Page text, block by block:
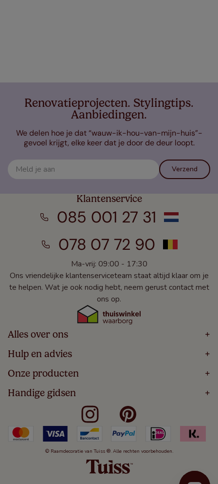
Renovatieprojecten. Stylingtips.
Aanbiedingen.
We delen hoe je dat “wauw-ik-hou-van-mijn-huis”-
gevoel krijgt, elke keer dat je door de deur loopt.
Verzend
Klantenservice
085 001 27 31
078 07 72 90
Ma-vrij: 09:00 - 17:30
Ons vriendelijke klantenserviceteam staat altijd klaar om je
te helpen. Wat je ook nodig hebt, neem gerust contact met
ons op.
Alles over ons +
Home
Over
Bestellen
Winacties
Veelgestelde Vragen
Hulp en advies +
Volg Je Bestelling
Levering
5 Jaar Garantie
Algemene Voorwaarden
Kindveiligheid
Cookies
Herroepingsrecht
Onze producten +
Houten Jaloezieën
Rolgordijnen
Verticale Jaloezieën
Duo Rolgordijnen
Duo Plisségordijnen
Handige gidsen +
Meten Voor Raamdecoratie
Badkamer Raamdecoratie
Slaapkamer Raamdecoratie
Keuken Raamdecoratie
De Jaloezieën Gids
Jaloezieënwoordenboek
© Raamdecoratie van Tuiss ®. Alle rechten voorbehouden.